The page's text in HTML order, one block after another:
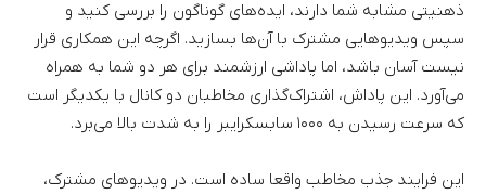
ذهنیتی مشابه شما دارند، ایده‌های گوناگون را بررسی کنید و
سپس ویدیوهایی مشترک با آن‌ها بسازید. اگرچه این همکاری قرار
نیست آسان باشد، اما پاداشی ارزشمند برای هر دو شما به همراه
می‌آورد. این پاداش، اشتراک‌گذاری مخاطبان دو کانال با یکدیگر است
که سرعت رسیدن به ۱۰۰۰ سابسکرایبر را به شدت بالا می‌برد.
این فرایند جذب مخاطب واقعا ساده است. در ویدیوهای مشترک،